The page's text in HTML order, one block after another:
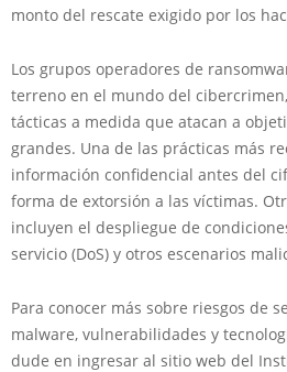
monto del rescate exigido por los
Los grupos operadores de
terreno en el mundo del
tácticas a medida que atacan a
grandes. Una de las prácticas más
información confidencial antes del
forma de extorsión a las víctimas.
incluyen el despliegue de
servicio (DoS) y otros escenarios
Para conocer más sobre riesgos de
malware, vulnerabilidades y
dude en ingresar al sitio web del